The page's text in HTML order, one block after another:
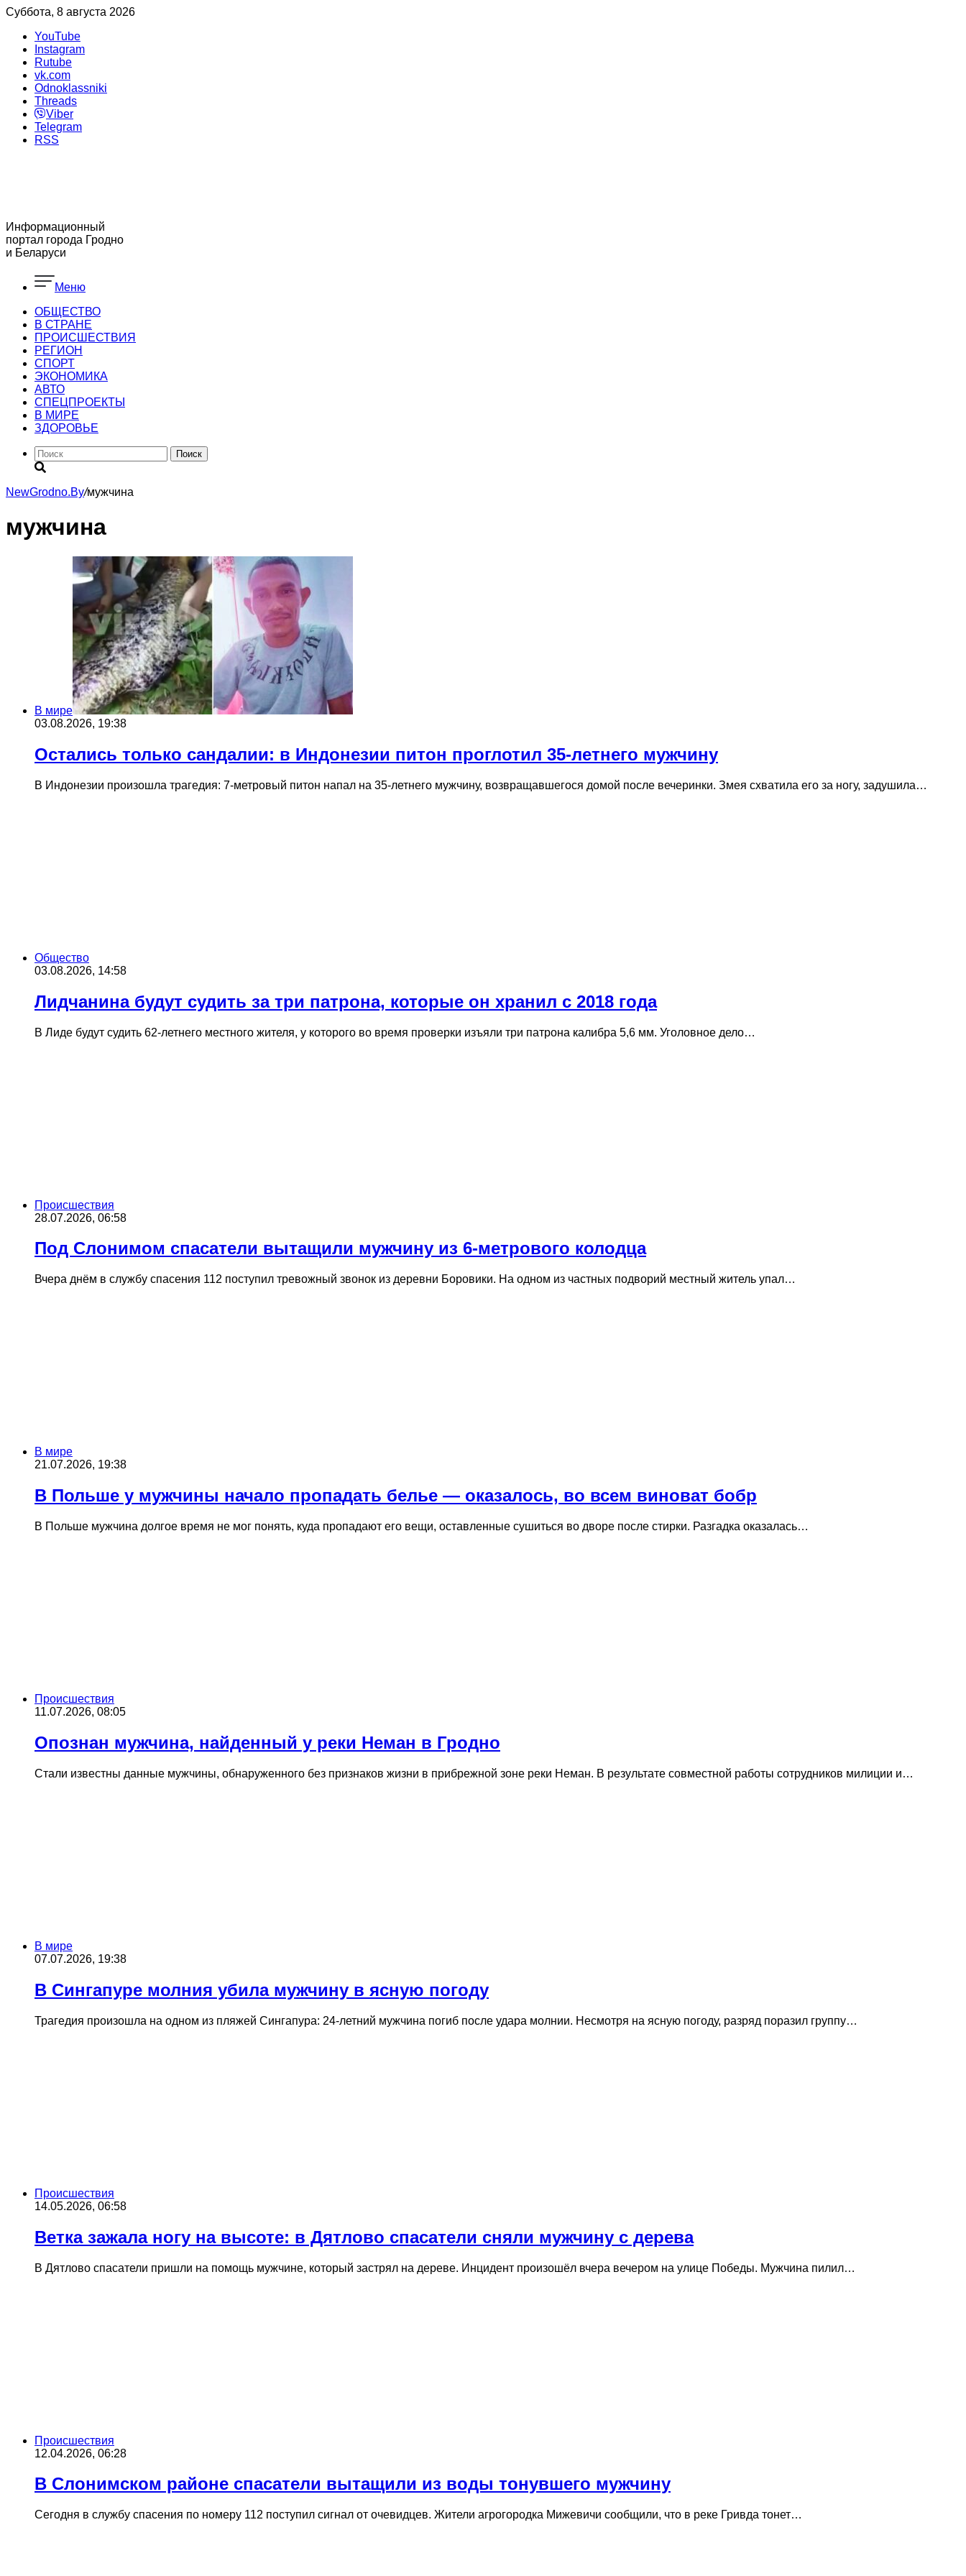
Суббота, 8 августа 2026
YouTube
Instagram
Rutube
vk.com
Odnoklassniki
Threads
Viber
Telegram
RSS
Информационный
портал города Гродно
и Беларуси
Меню
ОБЩЕСТВО
В СТРАНЕ
ПРОИСШЕСТВИЯ
РЕГИОН
CПОРТ
ЭКОНОМИКА
АВТО
СПЕЦПРОЕКТЫ
В МИРЕ
ЗДОРОВЬЕ
Поиск
NewGrodno.By/мужчина
мужчина
В мире
03.08.2026, 19:38
Остались только сандалии: в Индонезии питон проглотил 35-летнего мужчину
В Индонезии произошла трагедия: 7-метровый питон напал на 35-летнего мужчину, возвращавшегося домой после вечеринки. Змея схватила его за ногу, задушила…
Общество
03.08.2026, 14:58
Лидчанина будут судить за три патрона, которые он хранил с 2018 года
В Лиде будут судить 62-летнего местного жителя, у которого во время проверки изъяли три патрона калибра 5,6 мм. Уголовное дело…
Происшествия
28.07.2026, 06:58
Под Слонимом спасатели вытащили мужчину из 6-метрового колодца
Вчера днём в службу спасения 112 поступил тревожный звонок из деревни Боровики. На одном из частных подворий местный житель упал…
В мире
21.07.2026, 19:38
В Польше у мужчины начало пропадать белье — оказалось, во всем виноват бобр
В Польше мужчина долгое время не мог понять, куда пропадают его вещи, оставленные сушиться во дворе после стирки. Разгадка оказалась…
Происшествия
11.07.2026, 08:05
Опознан мужчина, найденный у реки Неман в Гродно
Стали известны данные мужчины, обнаруженного без признаков жизни в прибрежной зоне реки Неман. В результате совместной работы сотрудников милиции и…
В мире
07.07.2026, 19:38
В Сингапуре молния убила мужчину в ясную погоду
Трагедия произошла на одном из пляжей Сингапура: 24-летний мужчина погиб после удара молнии. Несмотря на ясную погоду, разряд поразил группу…
Происшествия
14.05.2026, 06:58
Ветка зажала ногу на высоте: в Дятлово спасатели сняли мужчину с дерева
В Дятлово спасатели пришли на помощь мужчине, который застрял на дереве. Инцидент произошёл вчера вечером на улице Победы. Мужчина пилил…
Происшествия
12.04.2026, 06:28
В Слонимском районе спасатели вытащили из воды тонувшего мужчину
Сегодня в службу спасения по номеру 112 поступил сигнал от очевидцев. Жители агрогородка Мижевичи сообщили, что в реке Гривда тонет…